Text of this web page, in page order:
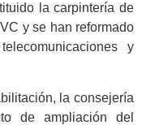
la carpintería de
y se han reformado
y
la consejería
de ampliación del